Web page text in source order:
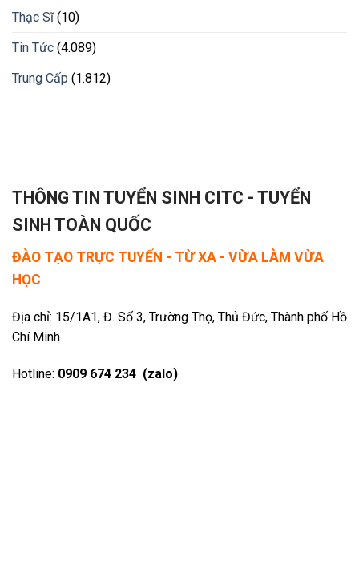
Thạc Sĩ(10)
Tin Tức (4.089)
Trung Cấp (1.812)
THÔNG TIN TUYỂN SINH CITC - TUYỂN
SINH TOÀN QUỐC
ĐÀO TẠO TRỰC TUYẾN - TỪ XA - VỪA LÀM VỪA
HỌC
Địa chỉ: 15/1A1, Đ. Số 3, Trường Thọ, Thủ Đức, Thành phố Hồ
Chí Minh
Hotline: 0909 674 234 (zalo)